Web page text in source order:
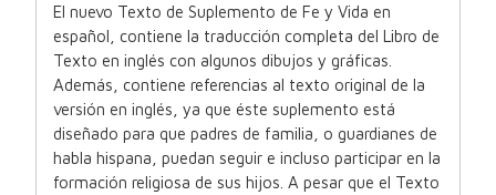
El nuevo Texto de Suplemento de Fe y Vida en
español, contiene la traducción completa del Libro de
Texto en inglés con algunos dibujos y gráficas.
Además, contiene referencias al texto original de la
versión en inglés, ya que éste suplemento está
diseñado para que padres de familia, o guardianes de
habla hispana, puedan seguir e incluso participar en la
formación religiosa de sus hijos. A pesar que el Texto